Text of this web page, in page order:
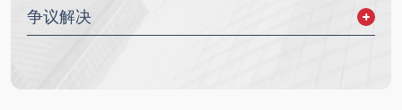
争议解决